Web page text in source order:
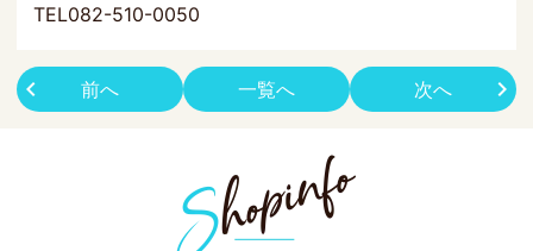
TEL082-510-0050
前へ 次へ
一覧へ